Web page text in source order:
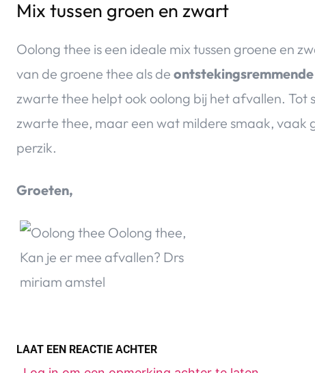
Mix tussen groen en zwart
Oolong thee is een ideale mix tussen groene en
van de groene thee als de ontstekingsremmende
zwarte thee helpt ook oolong bij het afvallen. Tot
zwarte thee, maar een wat mildere smaak, vaak
perzik.
Groeten,
LAAT EEN REACTIE ACHTER